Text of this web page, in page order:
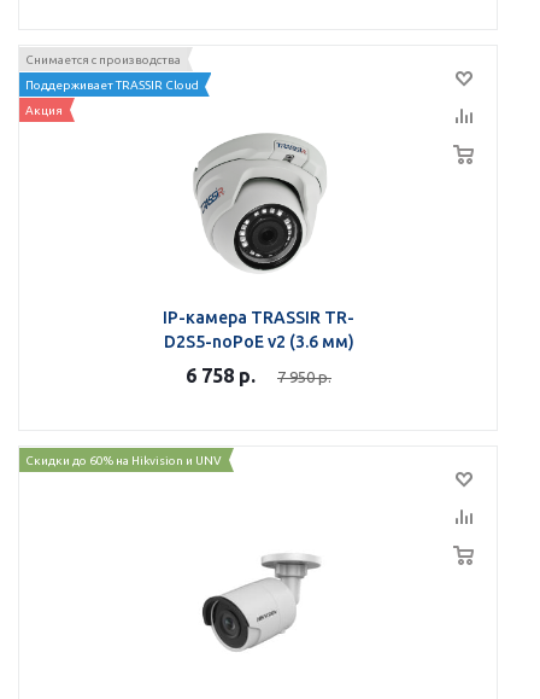
Снимается с производства
Поддерживает TRASSIR Cloud
Акция
IP-камера TRASSIR TR-
D2S5-noPoE v2 (3.6 мм)
6 758 р. 7 950р.
Скидки до 60% на Hikvision и UNV